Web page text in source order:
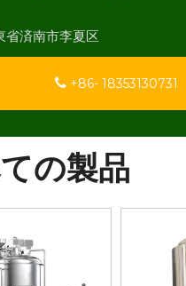
省済南市李夏区
+86- 18353130731
の製品